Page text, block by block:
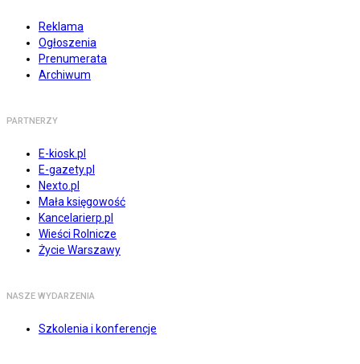
Reklama
Ogłoszenia
Prenumerata
Archiwum
PARTNERZY
E-kiosk.pl
E-gazety.pl
Nexto.pl
Mała księgowość
Kancelarierp.pl
Wieści Rolnicze
Życie Warszawy
NASZE WYDARZENIA
Szkolenia i konferencje